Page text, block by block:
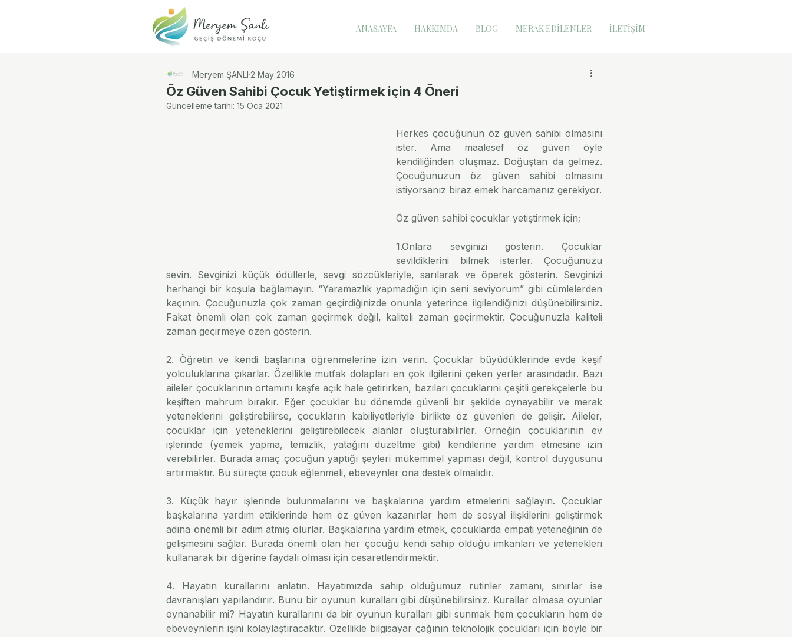
ANASAYFA HAKKIMDA BLOG MERAK EDİLENLER İLETİŞİM
Öz Güven Sahibi Çocuk Yetiştirmek için 4 Öneri
Meryem ŞANLI 2 May 2016
Güncelleme tarihi: 15 Oca 2021
Herkes çocuğunun öz güven sahibi olmasını
ister. Ama maalesef öz güven öyle
kendiliğinden oluşmaz. Doğuştan da gelmez.
Çocuğunuzun öz güven sahibi olmasını
Öz güven sahibi çocuklar yetiştirmek için;
1.Onlara sevginizi gösterin. Çocuklar
sevildiklerini bilmek isterler. Çocuğunuzu
sevin. Sevginizi küçük ödüllerle, sevgi sözcükleriyle, sarılarak ve öperek gösterin. Sevginizi
herhangi bir koşula bağlamayın. “Yaramazlık yapmadığın için seni seviyorum” gibi cümlelerden
kaçının. Çocuğunuzla çok zaman geçirdiğinizde onunla yeterince ilgilendiğinizi düşünebilirsiniz.
Fakat önemli olan çok zaman geçirmek değil, kaliteli zaman geçirmektir. Çocuğunuzla kaliteli
zaman geçirmeye özen gösterin.
2. Öğretin ve kendi başlarına öğrenmelerine izin verin. Çocuklar büyüdüklerinde evde keşif
yolculuklarına çıkarlar. Özellikle mutfak dolapları en çok ilgilerini çeken yerler arasındadır. Bazı
aileler çocuklarının ortamını keşfe açık hale getirirken, bazıları çocuklarını çeşitli gerekçelerle bu
keşiften mahrum bırakır. Eğer çocuklar bu dönemde güvenli bir şekilde oynayabilir ve merak
yeteneklerini geliştirebilirse, çocukların kabiliyetleriyle birlikte öz güvenleri de gelişir. Aileler,
çocuklar için yeteneklerini geliştirebilecek alanlar oluşturabilirler. Örneğin çocuklarının ev
işlerinde (yemek yapma, temizlik, yatağını düzeltme gibi) kendilerine yardım etmesine izin
verebilirler. Burada amaç çocuğun yaptığı şeyleri mükemmel yapması değil, kontrol duygusunu
artırmaktır. Bu süreçte çocuk eğlenmeli, ebeveynler ona destek olmalıdır.
3. Küçük hayır işlerinde bulunmalarını ve başkalarına yardım etmelerini sağlayın. Çocuklar
başkalarına yardım ettiklerinde hem öz güven kazanırlar hem de sosyal ilişkilerini geliştirmek
adına önemli bir adım atmış olurlar. Başkalarına yardım etmek, çocuklarda empati yeteneğinin de
gelişmesini sağlar. Burada önemli olan her çocuğu kendi sahip olduğu imkanları ve yetenekleri
kullanarak bir diğerine faydalı olması için cesaretlendirmektir.
4. Hayatın kurallarını anlatın. Hayatımızda sahip olduğumuz rutinler zamanı, sınırlar ise
davranışları yapılandırır. Bunu bir oyunun kuralları gibi düşünebilirsiniz. Kurallar olmasa oyunlar
oynanabilir mi? Hayatın kurallarını da bir oyunun kuralları gibi sunmak hem çocukların hem de
ebeveynlerin işini kolaylaştıracaktır. Özellikle bilgisayar çağının teknolojik çocukları için böyle bir